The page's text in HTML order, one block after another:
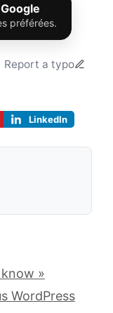
préférées.
Report a typo
LinkedIn
»
WordPress